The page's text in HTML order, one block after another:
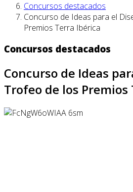
Concursos destacados
Concurso de Ideas para el
Premios Terra Ibérica
Concursos destacados
Concurso de Ideas
Trofeo de los Premios